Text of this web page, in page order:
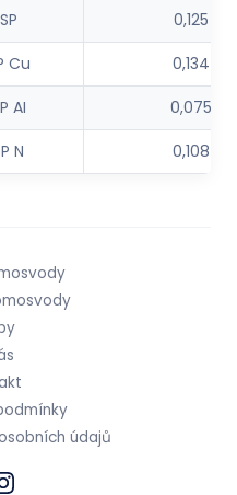
SP
0,125
Cu
0,134
AI
0,075
N 0,108
údajů